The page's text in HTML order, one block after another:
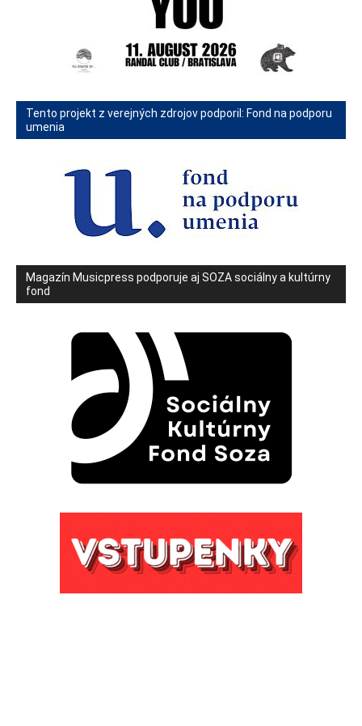
Tento projekt z verejných zdrojov podporil: Fond na podporu
umenia
Magazín Musicpress podporuje aj SOZA sociálny a kultúrny
fond